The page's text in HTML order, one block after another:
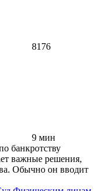
8176
9 мин
банкротству
важные решения,
Обычно он вводит